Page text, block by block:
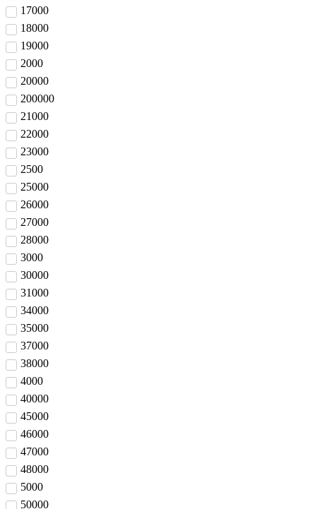
17000
18000
19000
2000
20000
200000
21000
22000
23000
2500
25000
26000
27000
28000
3000
30000
31000
34000
35000
37000
38000
4000
40000
45000
46000
47000
48000
5000
50000